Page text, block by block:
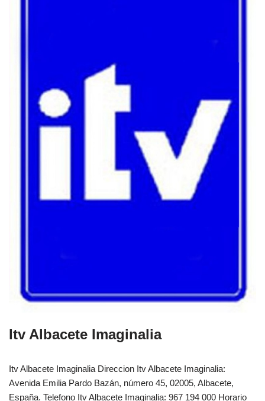
Itv Albacete Imaginalia
Itv Albacete Imaginalia Direccion Itv Albacete Imaginalia:
Avenida Emilia Pardo Bazán, número 45, 02005, Albacete,
España.‎‎ Telefono Itv Albacete Imaginalia: 967 194 000 Horario